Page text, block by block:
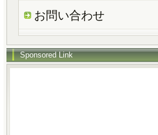
お問い合わせ
Sponsored Link